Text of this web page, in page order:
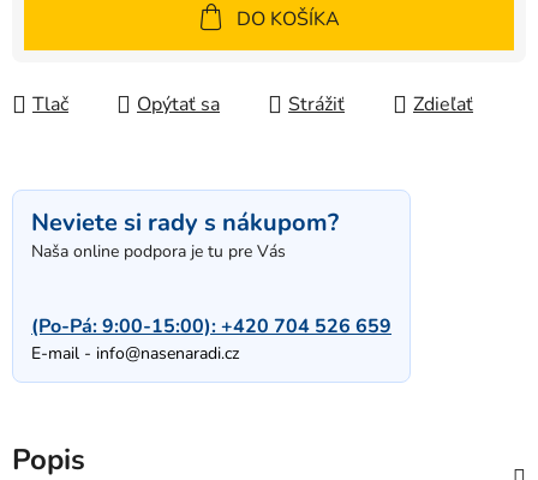
DO KOŠÍKA
Tlač Opýtať sa Strážiť Zdieľať
Neviete si rady s nákupom?
Naša online podpora je tu pre Vás
(Po-Pá: 9:00-15:00):+420 704 526 659
E-mail - info@nasenaradi.cz
Popis